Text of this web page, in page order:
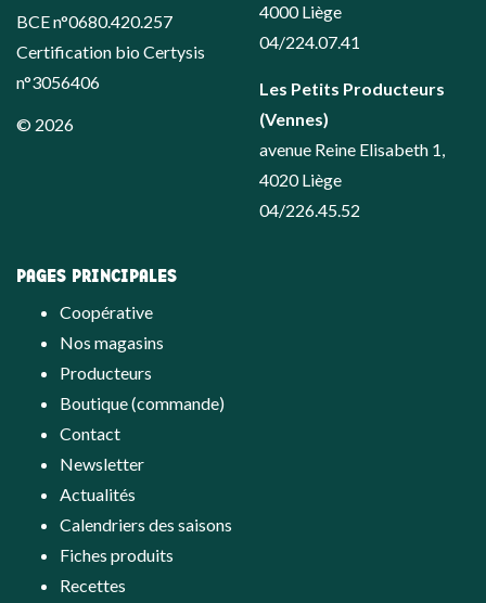
BCE n°0680.420.257
Certification bio Certysis
n°3056406
© 2026
4000 Liège
04/224.07.41
Les Petits Producteurs
(Vennes)
avenue Reine Elisabeth 1,
4020 Liège
04/226.45.52
PAGES PRINCIPALES
Coopérative
Nos magasins
Producteurs
Boutique (commande)
Contact
Newsletter
Actualités
Calendriers des saisons
Fiches produits
Recettes